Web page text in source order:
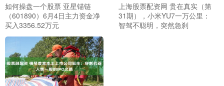
如何操盘一个股票 亚星锚链
（601890）6月4日主力资金净
买入3356.52万元
上海股票配资网 贵在真实（第
31期），小米YU7一万公里：
智驾不聪明，突然急刹